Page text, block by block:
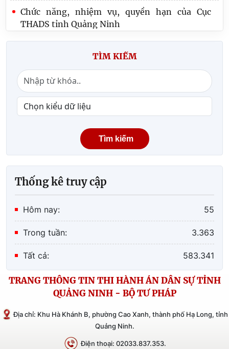
Chức năng, nhiệm vụ, quyền hạn của Cục
THADS tỉnh Quảng Ninh
TÌM KIẾM
Tìm kiếm
Thống kê truy cập
Hôm nay: 55
Trong tuần: 3.363
Tất cả: 583.341
TRANG THÔNG TIN THI HÀNH ÁN DÂN SỰ TỈNH
QUẢNG NINH - BỘ TƯ PHÁP
Địa chỉ: Khu Hà Khánh B, phường Cao Xanh, thành phố Hạ Long, tỉnh
Quảng Ninh.
Điện thoại: 02033.837.353.